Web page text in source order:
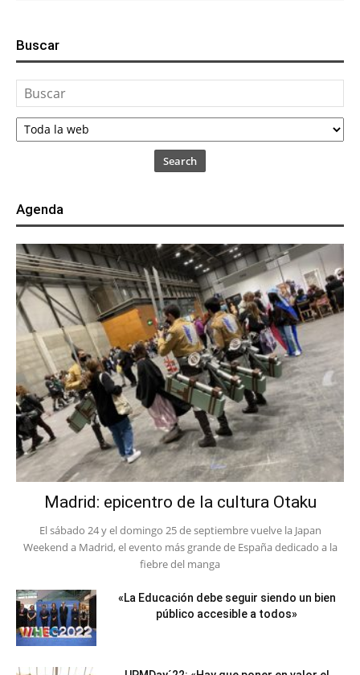
Buscar
Search
Agenda
Madrid: epicentro de la cultura Otaku
El sábado 24 y el domingo 25 de septiembre vuelve la Japan
Weekend a Madrid, el evento más grande de España dedicado a la
fiebre del manga
«La Educación debe seguir siendo un bien
público accesible a todos»